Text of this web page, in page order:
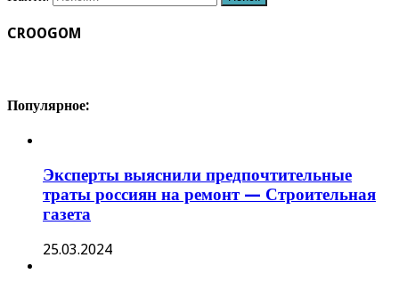
CROOGOM
Популярное:
Эксперты выяснили предпочтительные
траты россиян на ремонт — Строительная
газета
25.03.2024